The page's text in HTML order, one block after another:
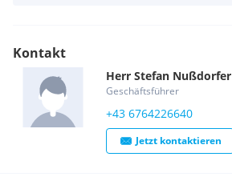
Kontakt
Herr Stefan Nußdorfer
Geschäftsführer
+43 6764226640
Jetzt kontaktieren